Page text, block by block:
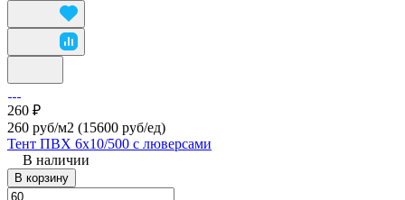
260 ₽
260 руб/м2 (15600 руб/eд)
Тент ПВХ 6х10/500 с люверсами
В наличии
В корзину